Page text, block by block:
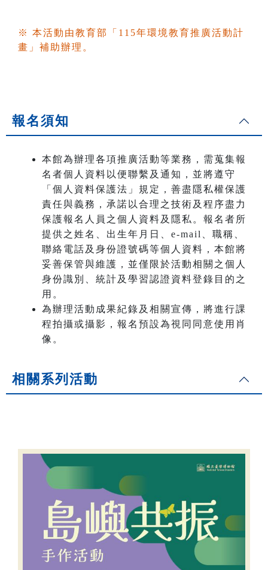
※ 本活動由教育部「115年環境教育推廣活動計
畫」補助辦理。
報名須知
本館為辦理各項推廣活動等業務，需蒐集報
名者個人資料以便聯繫及通知，並將遵守
「個人資料保護法」規定，善盡隱私權保護
責任與義務，承諾以合理之技術及程序盡力
保護報名人員之個人資料及隱私。報名者所
提供之姓名、出生年月日、e-mail、職稱、
聯絡電話及身份證號碼等個人資料，本館將
妥善保管與維護，並僅限於活動相關之個人
身份識別、統計及學習認證資料登錄目的之
用。
為辦理活動成果紀錄及相關宣傳，將進行課
程拍攝或攝影，報名預設為視同同意使用肖
像。
相關系列活動